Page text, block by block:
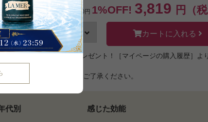
希望小売価格：3,850円 1%OFF! 3,819 円（税
カートに入れる
数量
商品につき50ポイントプレゼント！［マイページの購入履歴］よ
ント付与されませんのでご了承ください。
代別 感じた効能